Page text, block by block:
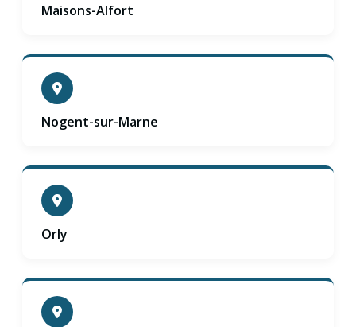
Maisons-Alfort
Nogent-sur-Marne
Orly